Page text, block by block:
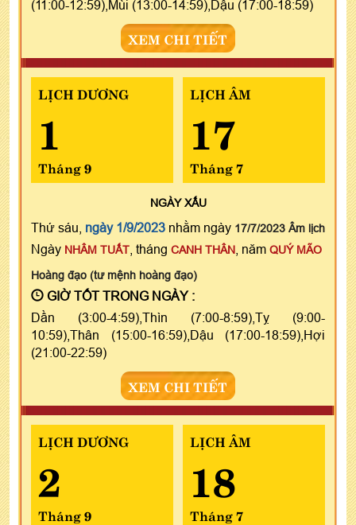
(11:00-12:59),Mùi (13:00-14:59),Dậu (17:00-18:59)
XEM CHI TIẾT
LỊCH DƯƠNG
1
Tháng 9
LỊCH ÂM
17
Tháng 7
NGÀYXẤU
Thứ sáu, ngày 1/9/2023 nhằm ngày 17/7/2023 Âm lịch
Ngày NHÂM TUẤT , tháng CANH THÂN , năm QUÝ MÃO
Hoàng đạo (tư mệnh hoàng đạo)
GIỜ TỐT TRONG NGÀY :
Dần (3:00-4:59),Thìn (7:00-8:59),Tỵ (9:00-
10:59),Thân (15:00-16:59),Dậu (17:00-18:59),Hợi
(21:00-22:59)
XEM CHI TIẾT
LỊCH DƯƠNG
2
Tháng 9
LỊCH ÂM
18
Tháng 7